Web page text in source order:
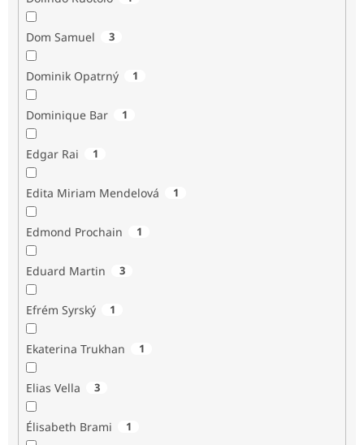
Dom Samuel 3
Dominik Opatrný 1
Dominique Bar 1
Edgar Rai 1
Edita Miriam Mendelová 1
Edmond Prochain 1
Eduard Martin 3
Efrém Syrský 1
Ekaterina Trukhan 1
Elias Vella 3
Élisabeth Brami 1